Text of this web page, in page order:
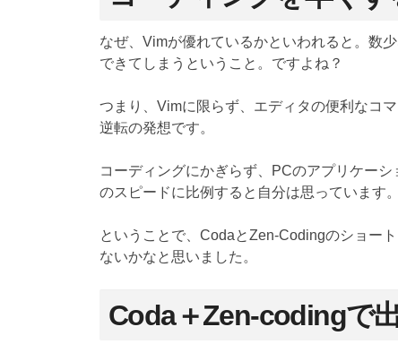
なぜ、Vimが優れているかといわれると。数
できてしまうということ。ですよね？
つまり、Vimに限らず、エディタの便利なコ
逆転の発想です。
コーディングにかぎらず、PCのアプリケー
のスピードに比例すると自分は思っています。
ということで、CodaとZen-Codingのショー
ないかなと思いました。
Coda＋Zen-codingで出